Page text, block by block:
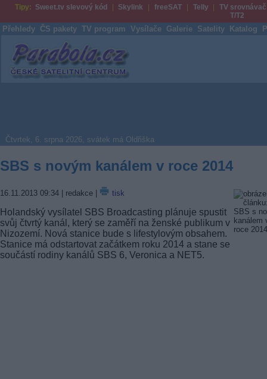
Tipy: Sweet.tv slevový kód Skylink freeSAT Telly
TV srovnávač
T/T2
Přehledy ČS pakety TV program Vysílače Galerie Satelity Katalog
Parabola.cz
Čtvrtek, 6. srpna 2026, svátek má Oldřiška
SBS s novým kanálem v roce 2014
16.11.2013 09:34 | redakce | tisk
Holandský vysílatel SBS Broadcasting plánuje spustit
svůj čtvrtý kanál, který se zaměří na ženské publikum v
Nizozemí. Nová stanice bude s lifestylovým obsahem.
Stanice má odstartovat začátkem roku 2014 a stane se
součástí rodiny kanálů SBS 6, Veronica a NET5.